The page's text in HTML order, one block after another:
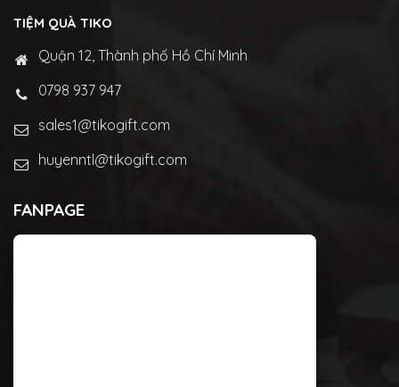
TIỆM QUÀ TIKO
Quận 12, Thành phố Hồ Chí Minh
0798 937 947
sales1@tikogift.com
huyenntl@tikogift.com
FANPAGE